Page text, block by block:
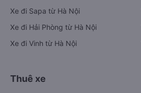
Xe đi Sapa từ Hà Nội
Xe đi Hải Phòng từ Hà Nội
Xe đi Vinh từ Hà Nội
Thuê xe